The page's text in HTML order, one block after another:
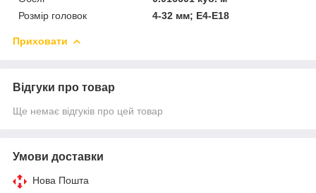
Розмір головок
4-32 мм; Е4-Е18
Приховати
Відгуки про товар
Ще немає відгуків про цей товар
Умови доставки
Нова Пошта